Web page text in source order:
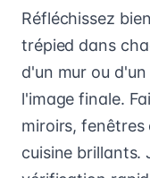
Réfléchissez
trépied dans
d'un mur ou
l'image finale.
miroirs, fenêtres
cuisine brillants.